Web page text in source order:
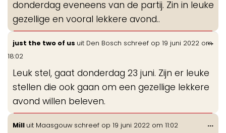
donderdag eveneens van de partij. Zin in leuke
gezellige en vooral lekkere avond..
just the two of us uit Den Bosch schreef op 19 juni 2022 om
18:02
Leuk stel, gaat donderdag 23 juni. Zijn er leuke
stellen die ook gaan om een gezellige lekkere
avond willen beleven.
...
Mill uit Maasgouw schreef op 19 juni 2022 om 11:02 ...